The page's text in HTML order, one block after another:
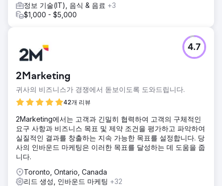
정보 기술(IT), 음식 & 음료 +3
$1,000 - $5,000
2Marketing
귀사의 비즈니스가 경쟁에서 돋보이도록 도와드립니다.
42개 리뷰
4.7
2Marketing에서는 고객과 긴밀히 협력하여 고객의 구체적인
요구 사항과 비즈니스 목표 및 제약 조건을 평가하고 파악하여
실질적인 결과를 창출하는 지속 가능한 목표를 설정합니다. 당
사의 인바운드 마케팅은 이러한 목표를 달성하는 데 도움을 줍
니다.
Toronto, Ontario, Canada
리드 생성, 인바운드 마케팅 +32